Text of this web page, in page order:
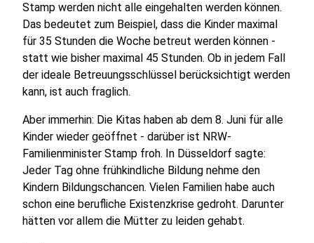
Stamp werden nicht alle eingehalten werden können.
Das bedeutet zum Beispiel, dass die Kinder maximal
für 35 Stunden die Woche betreut werden können -
statt wie bisher maximal 45 Stunden. Ob in jedem Fall
der ideale Betreuungsschlüssel berücksichtigt werden
kann, ist auch fraglich.
Aber immerhin: Die Kitas haben ab dem 8. Juni für alle
Kinder wieder geöffnet - darüber ist NRW-
Familienminister Stamp froh. In Düsseldorf sagte:
Jeder Tag ohne frühkindliche Bildung nehme den
Kindern Bildungschancen. Vielen Familien habe auch
schon eine berufliche Existenzkrise gedroht. Darunter
hätten vor allem die Mütter zu leiden gehabt.